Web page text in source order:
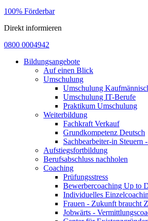
100% Förderbar
Direkt informieren
0800 0004942
Bildungsangebote
Auf einen Blick
Umschulung
Umschulung
Umschulung IT-Berufe
Praktikum Umschulung
Weiterbildung
Fachkraft Verkauf
Grundkompetenz Deutsch
Sachbearbeiter-in
Aufstiegsfortbildung
Berufsabschluss nachholen
Coaching
Prüfungsstress
Bewerbercoaching Up to
Individuelles
Frauen - Zukunft braucht
Jobwärts -